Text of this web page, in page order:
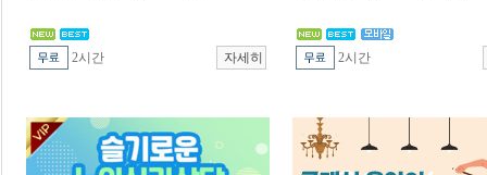
2시간 2시간